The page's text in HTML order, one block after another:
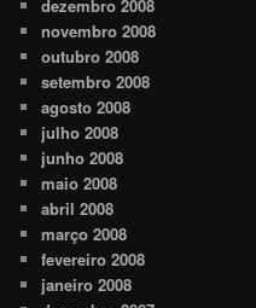
dezembro 2008
novembro 2008
outubro 2008
setembro 2008
agosto 2008
julho 2008
junho 2008
maio 2008
abril 2008
março 2008
fevereiro 2008
janeiro 2008